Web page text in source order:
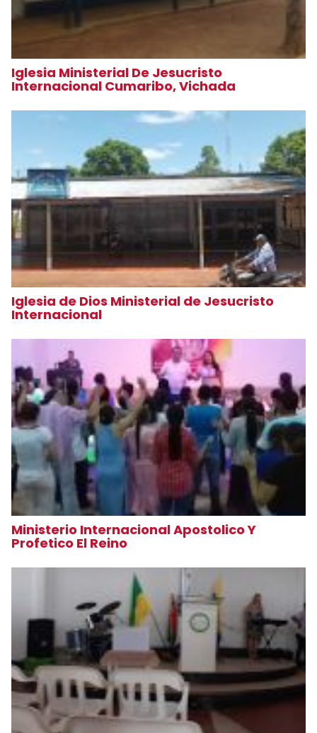
Iglesia Ministerial De Jesucristo
Internacional Cumaribo, Vichada
Iglesia de Dios Ministerial de Jesucristo
Internacional
Ministerio Internacional Apostolico Y
Profetico El Reino